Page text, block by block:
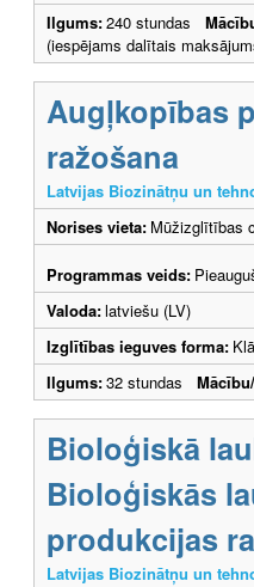
Ilgums:240 stundas
(iespējams dalītais
Augļkopības
ražošana
Latvijas Biozinātņu un
Norises vieta: Mūžizglītības
Programmas veids:
Valoda:latviešu (LV)
Izglītības ieguves forma:
Ilgums:32 stundas
Bioloģiskā
Bioloģiskās
produkcijas
Latvijas Biozinātņu un